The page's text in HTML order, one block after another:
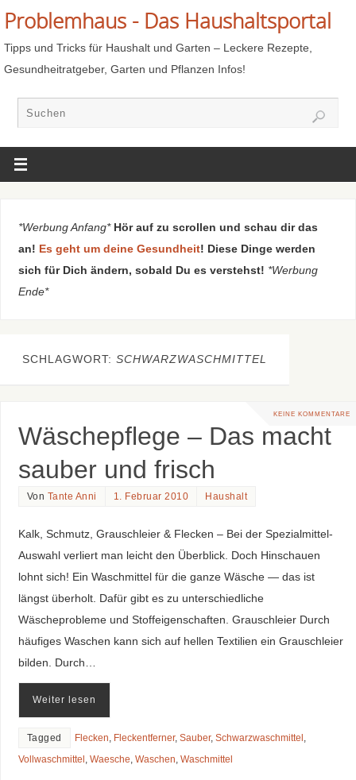
Problemhaus - Das Haushaltsportal
Tipps und Tricks für Haushalt und Garten – Leckere Rezepte,
Gesundheitratgeber, Garten und Pflanzen Infos!
*Werbung Anfang* Hör auf zu scrollen und schau dir das
an! Es geht um deine Gesundheit! Diese Dinge werden
sich für Dich ändern, sobald Du es verstehst! *Werbung
Ende*
SCHLAGWORT: SCHWARZWASCHMITTEL
KEINE KOMMENTARE
Wäschepflege – Das macht
sauber und frisch
Von Tante Anni 1. Februar 2010 Haushalt
Kalk, Schmutz, Grauschleier & Flecken – Bei der Spezialmittel-
Auswahl verliert man leicht den Überblick. Doch Hinschauen
lohnt sich! Ein Waschmittel für die ganze Wäsche — das ist
längst überholt. Dafür gibt es zu unterschiedliche
Wäscheprobleme und Stoffeigenschaften. Grauschleier Durch
häufiges Waschen kann sich auf hellen Textilien ein Grauschleier
bilden. Durch…
Weiter lesen
Tagged Flecken, Fleckentferner, Sauber, Schwarzwaschmittel ,
Vollwaschmittel , Waesche, Waschen, Waschmittel